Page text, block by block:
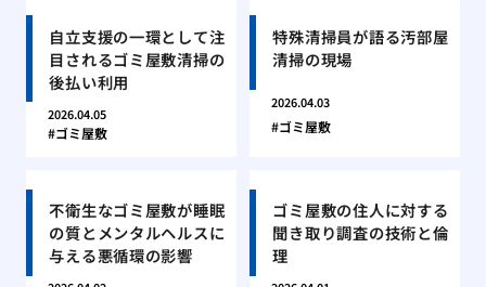
自立支援の一環として注
目されるゴミ屋敷清掃の
後払い利用
2026.04.05
ゴミ屋敷
特殊清掃員が語る汚部屋
清掃の現場
2026.04.03
ゴミ屋敷
不衛生なゴミ屋敷が睡眠
の質とメンタルヘルスに
与える悪循環の影響
ゴミ屋敷の住人に対する
聞き取り調査の技術と倫
理